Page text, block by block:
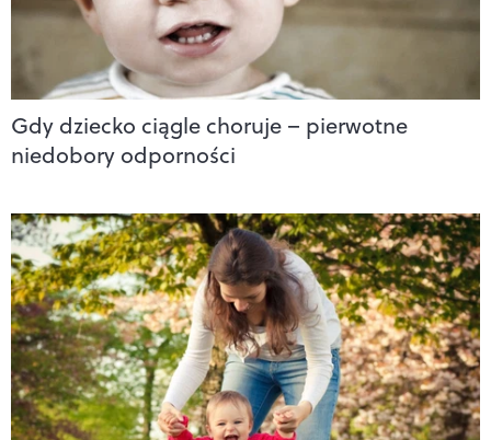
Gdy dziecko ciągle choruje – pierwotne
niedobory odporności